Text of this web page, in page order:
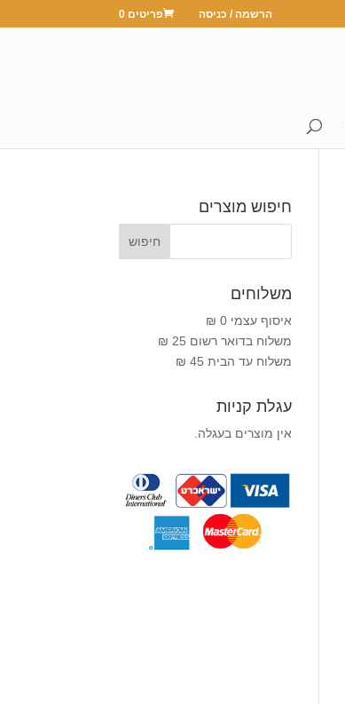
הרשמה / כניסה פריטים 0
חיפוש מוצרים
משלוחים
איסוף עצמי 0 ₪
משלוח בדואר רשום 25 ₪
משלוח עד הבית 45 ₪
עגלת קניות
אין מוצרים בעגלה.